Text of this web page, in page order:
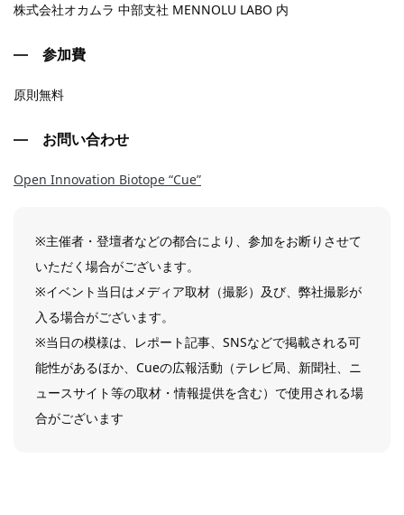
株式会社オカムラ 中部支社 MENNOLU LABO 内
参加費
原則無料
お問い合わせ
Open Innovation Biotope “Cue”
※主催者・登壇者などの都合により、参加をお断りさせて
いただく場合がございます。
※イベント当日はメディア取材（撮影）及び、弊社撮影が
入る場合がございます。
※当日の模様は、レポート記事、SNSなどで掲載される可
能性があるほか、Cueの広報活動（テレビ局、新聞社、ニ
ュースサイト等の取材・情報提供を含む）で使用される場
合がございます